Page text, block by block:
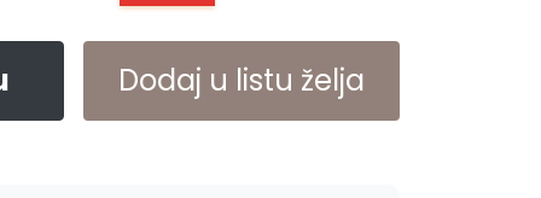
Dodaj u listu želja